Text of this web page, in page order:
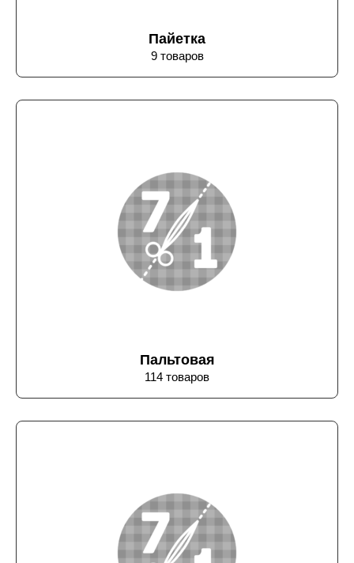
Пайетка
9 товаров
Пальтовая
114 товаров